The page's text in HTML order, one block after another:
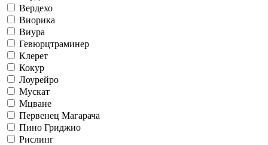
Вердехо
Виорика
Виура
Гевюрцтраминер
Клерет
Кокур
Лоурейро
Мускат
Мцване
Первенец Магарача
Пино Гриджио
Рислинг